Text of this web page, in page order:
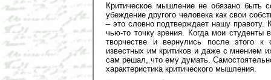
Критическое мышление не обязано быть
убеждение другого человека как свои
– это словно подтверждает нашу правоту.
чью-то точку зрения. Когда мои студенты
творчестве и вернулись после этого
известных им критиков и даже с мнением
сам решал, что ему думать.
характеристика критического мышления.